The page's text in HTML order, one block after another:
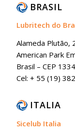
BRASIL
Lubritech do
Alameda Plutão,
American Park
Brasil – CEP
Cel: + 55 (19)
ITALIA
Sicelub Italia